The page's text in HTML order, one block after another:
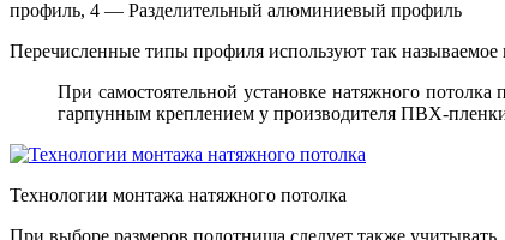
профиль, 4 — Разделительный алюминиевый профиль
Перечисленные типы профиля используют так
При самостоятельной установке натяжного
гарпунным креплением у производителя ПВХ-
Технологии монтажа натяжного потолка
При выборе размеров полотнища следует также